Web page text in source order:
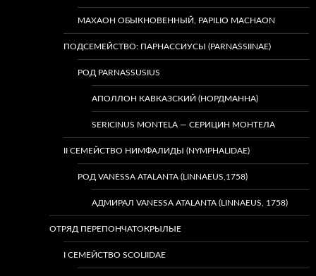
МАХАОН ОБЫКНОВЕННЫЙ, PAPILIO MACHAON
ПОДСЕМЕЙСТВО: ПАРНАССИУСЫ (PARNASSIINAE)
РОД PARNASSUSIUS
АПОЛЛОН КАВКАЗСКИЙ (НОРДМАННА)
SERICINUS MONTELA — СЕРИЦИН МОНТЕЛА
II СЕМЕЙСТВО НИМФАЛИДЫ (NYMPHALIDAE)
РОД VANESSA ATALANTA (LINNAEUS,1758)
АДМИРАЛ VANESSA ATALANTA (LINNAEUS, 1758)
ОТРЯД ПЕРЕПОНЧАТОКРЫЛЫЕ
I СЕМЕЙСТВО SCOLIIDAE